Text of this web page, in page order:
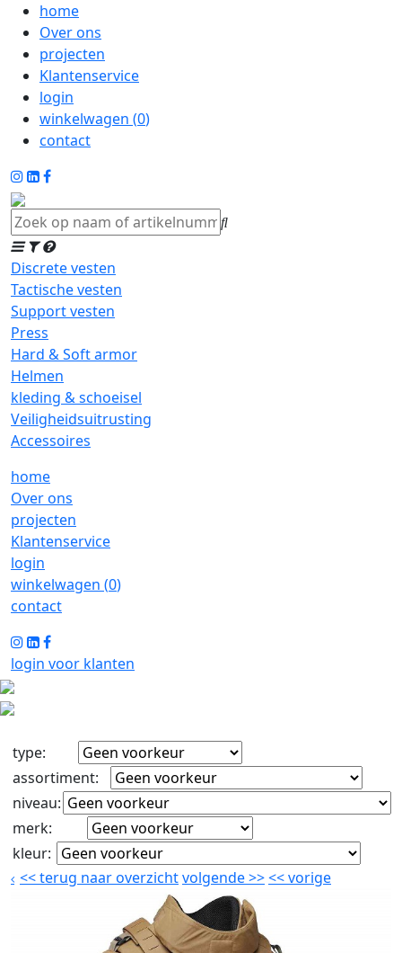
home
Over ons
projecten
Klantenservice
login
winkelwagen (0)
contact
Discrete vesten
Tactische vesten
Support vesten
Press
Hard & Soft armor
Helmen
kleding & schoeisel
Veiligheidsuitrusting
Accessoires
home
Over ons
projecten
Klantenservice
login
winkelwagen (0)
contact
login voor klanten
type:
assortiment:
niveau:
merk:
kleur:
<<terug naar overzichtvolgende>><<vorige